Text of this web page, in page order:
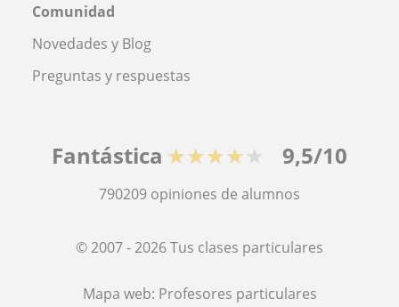
Comunidad
Novedades y Blog
Preguntas y respuestas
Fantástica ★★★★★ 9,5/10
790209 opiniones de alumnos
© 2007 - 2026 Tus clases particulares
Mapa web: Profesores particulares